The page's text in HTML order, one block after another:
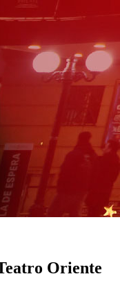
Oriente